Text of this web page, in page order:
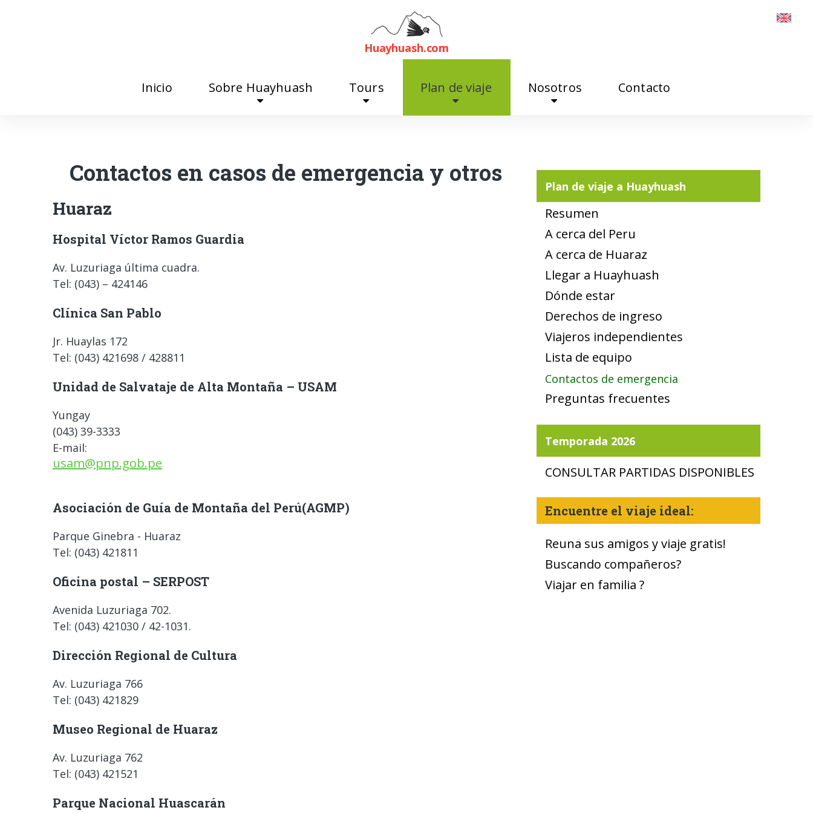
Huayhuash.com
Inicio Sobre Huayhuash Tours Plan de viaje Nosotros Contacto
Contactos en casos de emergencia y otros
Huaraz
Hospital Víctor Ramos Guardia
Av. Luzuriaga última cuadra.
Tel: (043) – 424146
Clínica San Pablo
Jr. Huaylas 172
Tel: (043) 421698 / 428811
Unidad de Salvataje de Alta Montaña – USAM
Yungay
(043) 39-3333
E-mail:
usam@pnp.gob.pe
Asociación de Guía de Montaña del Perú(AGMP)
Parque Ginebra - Huaraz
Tel: (043) 421811
Oficina postal – SERPOST
Avenida Luzuriaga 702.
Tel: (043) 421030 / 42-1031.
Dirección Regional de Cultura
Av. Luzuriaga 766
Tel: (043) 421829
Museo Regional de Huaraz
Av. Luzuriaga 762
Tel: (043) 421521
Parque Nacional Huascarán
Plan de viaje a Huayhuash
Resumen
A cerca del Peru
A cerca de Huaraz
Llegar a Huayhuash
Dónde estar
Derechos de ingreso
Viajeros independientes
Lista de equipo
Contactos de emergencia
Preguntas frecuentes
Temporada 2026
CONSULTAR PARTIDAS DISPONIBLES
Encuentre el viaje ideal:
Reuna sus amigos y viaje gratis!
Buscando compañeros?
Viajar en familia ?